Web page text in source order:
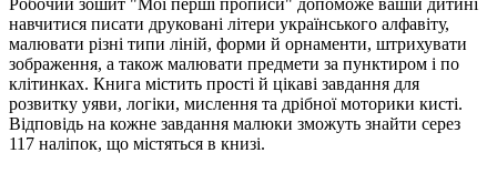
навчитися писати друковані літери українського алфавіту,
малювати різні типи ліній, форми й орнаменти, штрихувати
зображення, а також малювати предмети за пунктиром і по
клітинках. Книга містить прості й цікаві завдання для
розвитку уяви, логіки, мислення та дрібної моторики кисті.
Відповідь на кожне завдання малюки зможуть знайти серез
117 наліпок, що містяться в книзі.